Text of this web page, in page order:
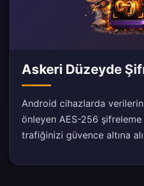
Askeri Düzeyde
Android cihazlarda
önleyen AES-256
trafiğinizi güvence altına